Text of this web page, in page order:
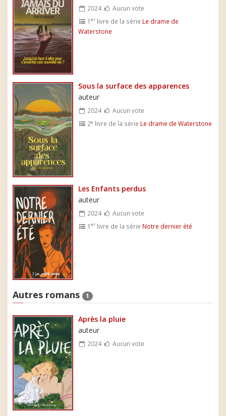
2024
Aucun vote
1er livre de la série Le drame de
Waterstone
Sous la surface des apparences
auteur
2024
Aucun vote
2e livre de la série Le drame de Waterstone
Les Enfants perdus
auteur
2024
Aucun vote
1er livre de la série Notre dernier été
Autres romans 1
Après la pluie
auteur
2024 Aucun vote